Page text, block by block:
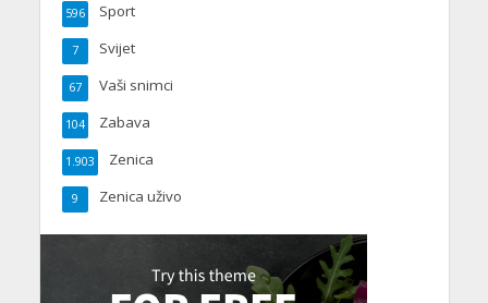
Sport
596
Svijet
7
Vaši snimci
67
Zabava
104
Zenica
1.903
Zenica uživo
9